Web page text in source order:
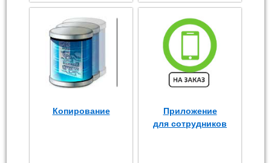
Копирование
Приложение
для сотрудников